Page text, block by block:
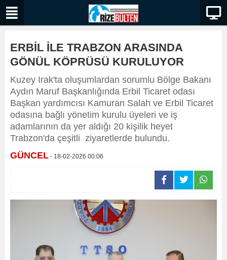
ERBİL İLE TRABZON ARASINDA
GÖNÜL KÖPRÜSÜ KURULUYOR
Kuzey Irak'ta oluşumlardan sorumlu Bölge Bakanı
Aydın Maruf Başkanlığında Erbil Ticaret odası
Başkan yardımcısı Kamuran Salah ve Erbil Ticaret
odasına bağlı yönetim kurulu üyeleri ve iş
adamlarının da yer aldığı 20 kişilik heyet
Trabzon'da çeşitli ziyaretlerde bulundu.
GÜNCEL - 18-02-2026 00:06